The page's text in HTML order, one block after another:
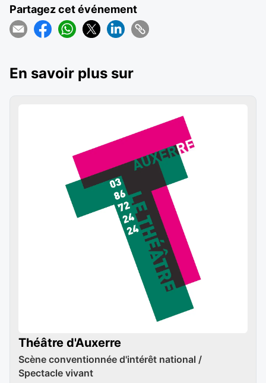
Partagez cet événement
En savoir plus sur
Théâtre d'Auxerre
Scène conventionnée d'intérêt national /
Spectacle vivant